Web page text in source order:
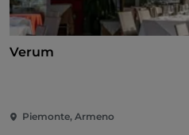
Verum
Piemonte, Armeno